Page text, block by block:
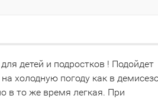
детей и подростков ! Подойдет
холодную погоду как в
в то же время легкая. При